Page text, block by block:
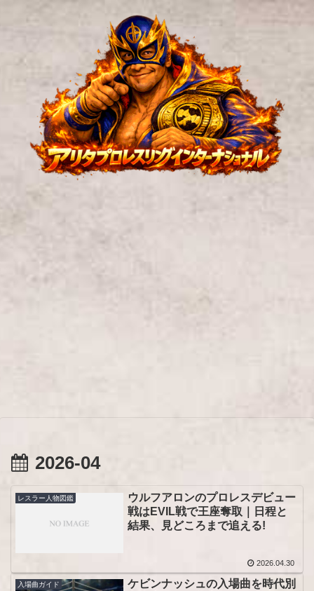
2026-04
レスラー人物図鑑
ウルフアロンのプロレスデビュー
戦はEVIL戦で王座奪取｜日程と
結果、見どころまで追える!
2026.04.30
入場曲ガイド
ケビンナッシュの入場曲を時代別